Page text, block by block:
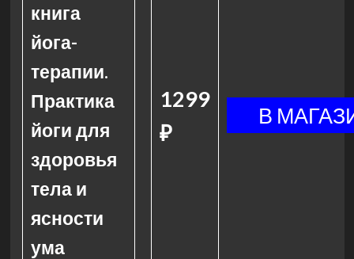
книга
йога-
терапии.
Практика
йоги для
здоровья
тела и
ясности
ума
1299
₽